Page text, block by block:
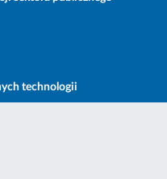
technologii